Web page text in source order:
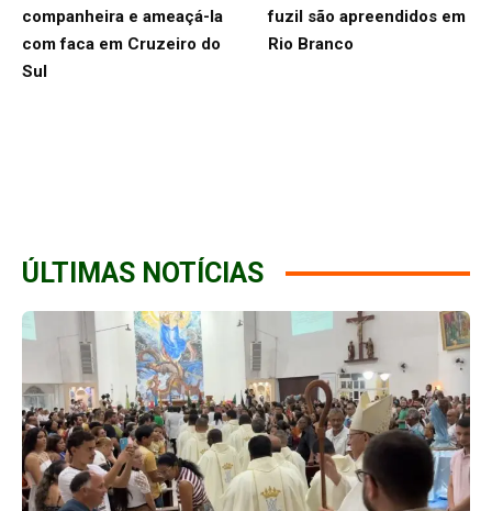
companheira e ameaçá-la
com faca em Cruzeiro do
Sul
fuzil são apreendidos em
Rio Branco
ÚLTIMAS NOTÍCIAS